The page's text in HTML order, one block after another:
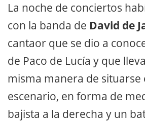
La noche de conciertos
con la banda de David de
cantaor que se dio a
de Paco de Lucía y que
misma manera de situarse
escenario, en forma de
bajista a la derecha y un